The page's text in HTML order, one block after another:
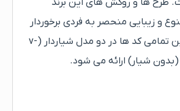
طرح ها و روکش های این برند
و زیبایی منحصر به فردی برخوردار
هستند و همچنین تمامی کد ها در دو مدل شیاردار (v-